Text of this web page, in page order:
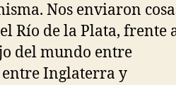
Nos enviaron
Río de la Plata, frente
del mundo entre
entre Inglaterra y